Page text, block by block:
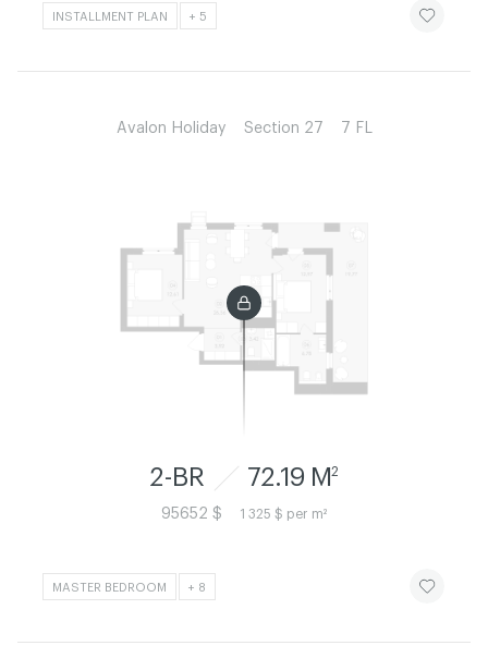
INSTALLMENT PLAN + 5 ЧИТАТИ
Avalon Holiday Section 27 7 FL
2-BR 72.19 M2
95652 $ 1 325 $ per m²
MASTER BEDROOM + 8 ЧИТАТИ